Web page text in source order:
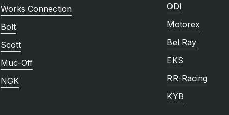
Works Connection
Bolt
Scott
Muc-Off
NGK
ODI
Motorex
Bel Ray
EKS
RR-Racing
KYB